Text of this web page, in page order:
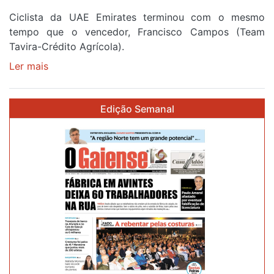
Ciclista da UAE Emirates terminou com o mesmo
tempo que o vencedor, Francisco Campos (Team
Tavira-Crédito Agrícola).
Ler mais
Camisola
Amarela
após
quarto
cruzar
Edição Semanal